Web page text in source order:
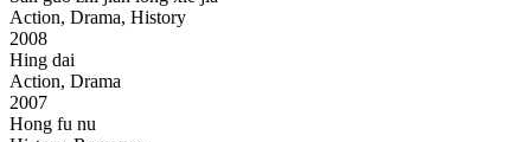
Action, Drama, History
2008
Hing dai
Action, Drama
2007
Hong fu nu